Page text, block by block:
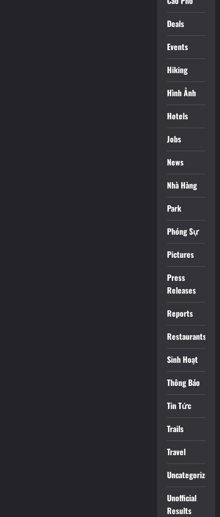
Deals
Events
Hiking
Hình Ảnh
Hotels
Jobs
News
Nhà Hàng
Park
Phóng Sự
Pictures
Press
Releases
Reports
Restaurants
Sinh Hoạt
Thông Báo
Tin Tức
Trails
Travel
Uncategorized
Unofficial
Results